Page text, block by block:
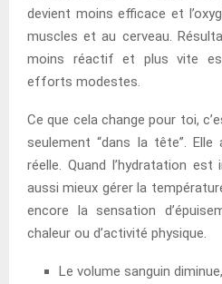
devient moins efficace et
muscles et au cerveau.
moins réactif et plus vite
efforts modestes.
Ce que cela change pour toi,
seulement “dans la tête”. Elle
réelle. Quand l’hydratation
aussi mieux gérer la
encore la sensation
chaleur ou d’activité physique.
Le volume sanguin